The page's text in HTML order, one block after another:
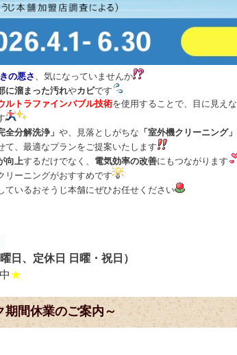
の悪さ、気になっていませんか
に溜まった汚れやカビです
ルトラファインバブル技術を使用することで、目に見え
全分解洗浄」 や、見落としがちな 「室外機クリーニング」
て、最適なプランをご提案いたします
向上するだけでなく、 電気効率の改善にもつながります
リーニングがおすすめです
ているおそうじ本舗にぜひお任せください
日、定休日 日曜・祝日）
★
期間休業のご案内～